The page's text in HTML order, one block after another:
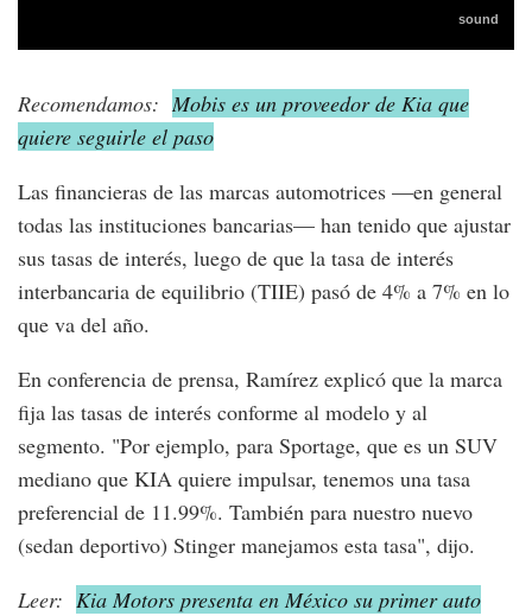
Recomendamos: Mobis es un proveedor de Kia que
quiere seguirle el paso
Las financieras de las marcas automotrices —en general
todas las instituciones bancarias— han tenido que ajustar
sus tasas de interés, luego de que la tasa de interés
interbancaria de equilibrio (TIIE) pasó de 4% a 7% en lo
que va del año.
En conferencia de prensa, Ramírez explicó que la marca
fija las tasas de interés conforme al modelo y al
segmento. "Por ejemplo, para Sportage, que es un SUV
mediano que KIA quiere impulsar, tenemos una tasa
preferencial de 11.99%. También para nuestro nuevo
(sedan deportivo) Stinger manejamos esta tasa", dijo.
Leer: Kia Motors presenta en México su primer auto